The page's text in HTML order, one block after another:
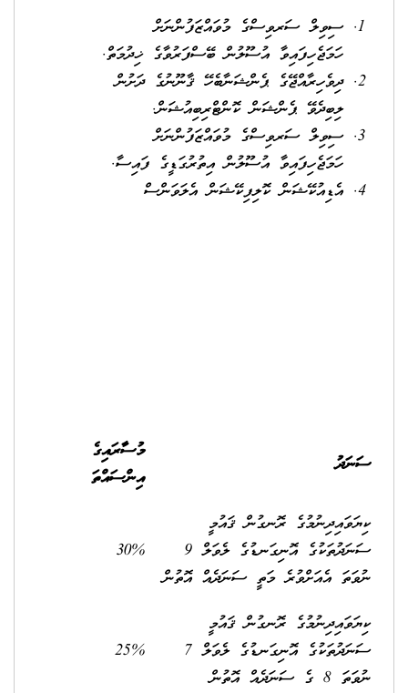
ސިވިލް ސަރވިސްގެ މުވައްޒަފުންނަށް
ހަމަޖެހިފައިވާ އުސޫލުން ބޭސްފަރުވާގެ ޚިދުމަތް.
ދިވެހިރާއްޖޭގެ ޕެންޝަނާބެހޭ ޤާނޫނުގެ ދަށުން
ލިބިދެވޭ ޕެންޝަން ކޮންޓްރިބިއުޝަން.
ސިވިލް ސަރވިސްގެ މުވައްޒަފުންނަށް
ހަމަޖެހިފައިވާ އުސޫލުން އިތުރުގަޑީގެ ފައިސާ.
އެޑިއުކޭޝަން ކޮލިފިކޭޝަން އެލަވަންސް
ސަނަދު
މުސާރައިގެ
އިންސައްތަ
ކިޔަވައިދިނުމުގެ ރޮނގުން ޤައުމީ
ސަނަދުތަކުގެ އޮނިގަނޑުގެ ލެވަލް 9
ނުވަތަ އެއަށްވުރެ މަތީ ސަނަދެއް އޮތުން
30%
ކިޔަވައިދިނުމުގެ ރޮނގުން ޤައުމީ
ސަނަދުތަކުގެ އޮނިގަނޑުގެ ލެވަލް 7
ނުވަތަ 8 ގެ ސަނަދެއް އޮތުން
25%